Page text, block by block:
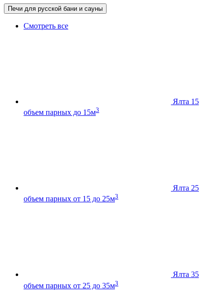
Печи для русской бани и сауны
Смотреть все
Ялта 15
объем парных до 15м3
Ялта 25
объем парных от 15 до 25м3
Ялта 35
объем парных от 25 до 35м3